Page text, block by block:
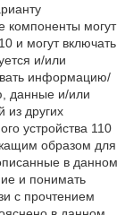
компоненты могут
и могут включать
и/или
информацию/
данные и/или
других
устройства 110
образом для
в данном
и понимать
с прочтением